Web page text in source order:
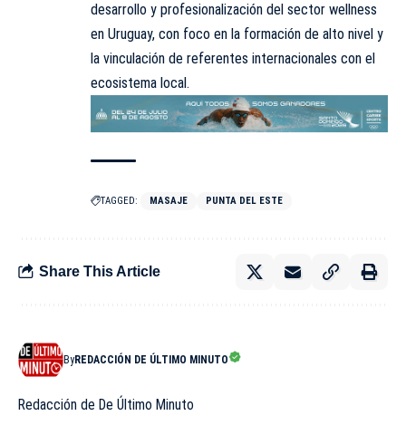
desarrollo y profesionalización del sector wellness
en Uruguay, con foco en la formación de alto nivel y
la vinculación de referentes internacionales con el
ecosistema local.
TAGGED: MASAJE PUNTA DEL ESTE
Share This Article
ByREDACCIÓN DE ÚLTIMO MINUTO
Redacción de De Último Minuto